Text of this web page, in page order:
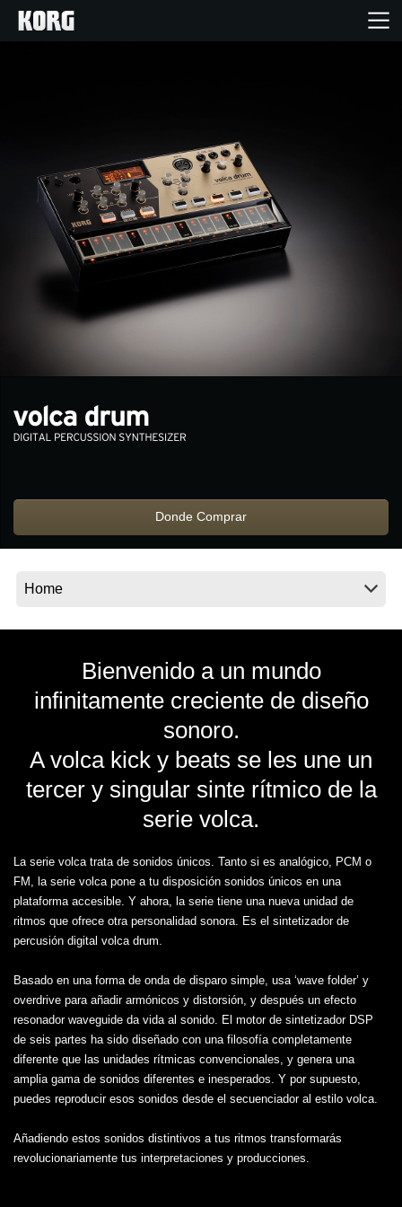
Características
Eventos
Noticias
Acerca de KORG
Donde Comprar
Bienvenido a un mundo
infinitamente creciente de diseño
sonoro.
A volca kick y beats se les une un
tercer y singular sinte rítmico de la
serie volca.
La serie volca trata de sonidos únicos. Tanto si es analógico, PCM o
FM, la serie volca pone a tu disposición sonidos únicos en una
plataforma accesible. Y ahora, la serie tiene una nueva unidad de
ritmos que ofrece otra personalidad sonora. Es el sintetizador de
percusión digital volca drum.
Basado en una forma de onda de disparo simple, usa ‘wave folder’ y
overdrive para añadir armónicos y distorsión, y después un efecto
resonador waveguide da vida al sonido. El motor de sintetizador DSP
de seis partes ha sido diseñado con una filosofía completamente
diferente que las unidades rítmicas convencionales, y genera una
amplia gama de sonidos diferentes e inesperados. Y por supuesto,
puedes reproducir esos sonidos desde el secuenciador al estilo volca.
Añadiendo estos sonidos distintivos a tus ritmos transformarás
revolucionariamente tus interpretaciones y producciones.